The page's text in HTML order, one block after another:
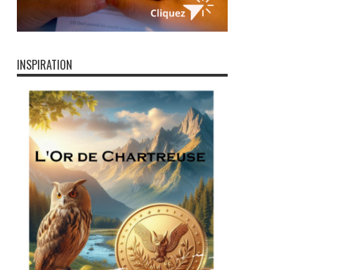
INSPIRATION